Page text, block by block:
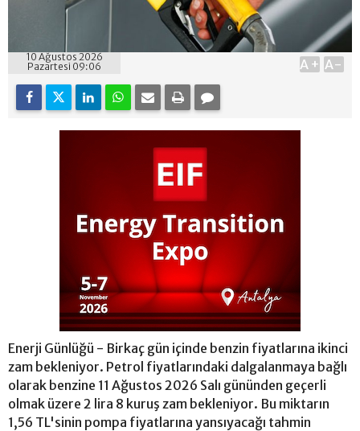
10 Ağustos 2026
Pazartesi 09:06
A+ A-
Enerji Günlüğü - Birkaç gün içinde benzin fiyatlarına ikinci
zam bekleniyor. Petrol fiyatlarındaki dalgalanmaya bağlı
olarak benzine 11 Ağustos 2026 Salı gününden geçerli
olmak üzere 2 lira 8 kuruş zam bekleniyor. Bu miktarın
1,56 TL'sinin pompa fiyatlarına yansıyacağı tahmin